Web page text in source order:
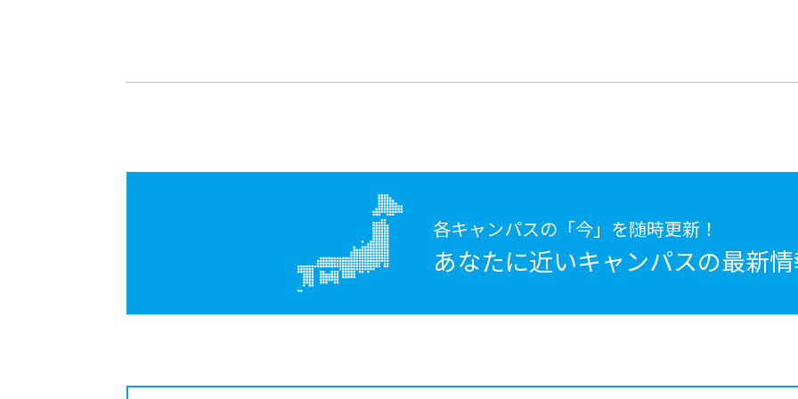
各キャンパスの「今」を随時更新！
あなたに近いキャンパスの最新